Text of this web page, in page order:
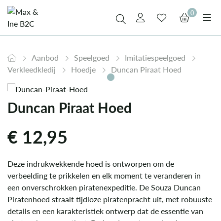
0
Aanbod Speelgoed
Imitatiespeelgoed
Verkleedkledij
Hoedje Duncan Piraat Hoed
Duncan Piraat Hoed
€ 12,95
Deze indrukwekkende hoed is ontworpen om de
verbeelding te prikkelen en elk moment te veranderen in
een onverschrokken piratenexpeditie. De Souza Duncan
Piratenhoed straalt tijdloze piratenpracht uit, met robuuste
details en een karakteristiek ontwerp dat de essentie van